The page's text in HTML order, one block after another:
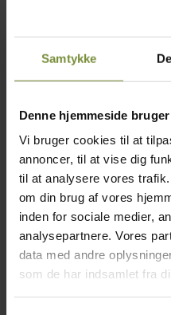
Samtykke
Denne hjemmeside
Vi bruger cookies til at
annoncer, til at vise dig
til at analysere vores
om din brug af vores
inden for sociale medier,
analysepartnere. Vores
data med andre
som de har indsamlet fra
Salt og
Hummus: Skyl
derefter i blød
dobbelt så meget
Hæld vandet fra
kikærterne med 1